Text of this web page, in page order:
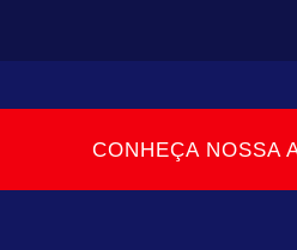
CONHEÇA NOSSA